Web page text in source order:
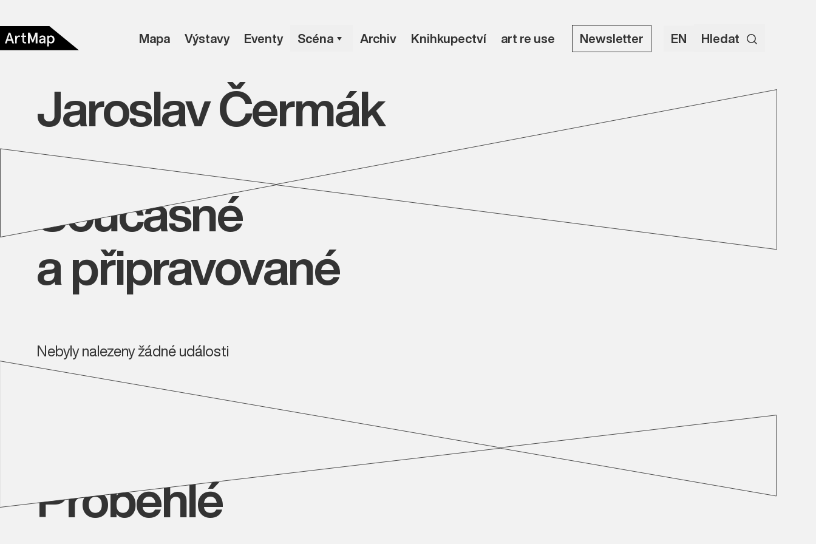
Mapa Výstavy Eventy Scéna Archiv Knihkupectví art re use Newsletter EN Hledat
Jaroslav Čermák
Současné
a připravované
Nebyly nalezeny žádné události
Proběhlé